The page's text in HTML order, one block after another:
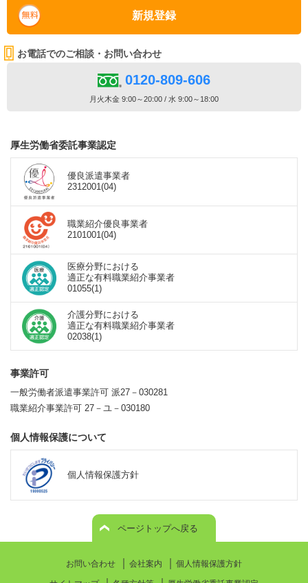
新規登録
お電話でのご相談・お問い合わせ
0120-809-606
月火木金 9:00～20:00 / 水 9:00～18:00
厚生労働省委託事業認定
優良派遣事業者
2312001(04)
職業紹介優良事業者
2101001(04)
医療分野における
適正な有料職業紹介事業者
01055(1)
介護分野における
適正な有料職業紹介事業者
02038(1)
事業許可
一般労働者派遣事業許可 派27－030281
職業紹介事業許可 27－ユ－030180
個人情報保護について
個人情報保護方針
ページトップへ戻る
お問い合わせ 会社案内 個人情報保護方針